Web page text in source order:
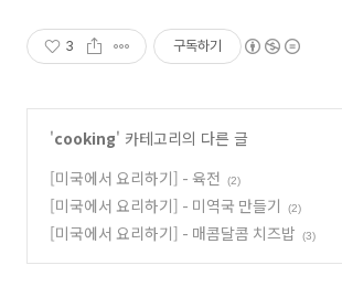
3 구독하기
'cooking' 카테고리의 다른 글
[미국에서 요리하기] - 육전
(2)
[미국에서 요리하기] - 미역국 만들기 (2)
[미국에서 요리하기] - 매콤달콤 치즈밥 (3)